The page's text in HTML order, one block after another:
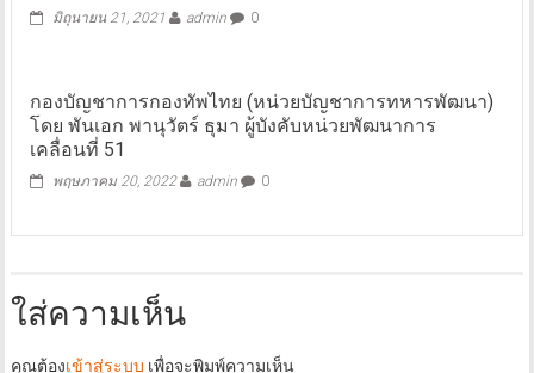
มิถุนายน 21, 2021 admin 0
กองบัญชาการกองทัพไทย (หน่วยบัญชาการทหารพัฒนา)
โดย พันเอก พานุวัตร์ ธุมา ผู้บังคับหน่วยพัฒนาการ
เคลื่อนที่ 51
พฤษภาคม 20, 2022 admin 0
ใส่ความเห็น
คุณต้องเข้าสู่ระบบ เพื่อจะพิมพ์ความเห็น